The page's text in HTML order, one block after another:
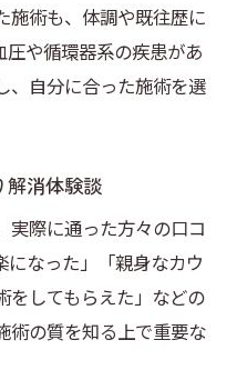
施術も、体調や既往歴に
圧や循環器系の疾患があ
、自分に合った施術を選
解消体験談
実際に通った方々の口コ
になった」「親身なカウ
をしてもらえた」などの
術の質を知る上で重要な